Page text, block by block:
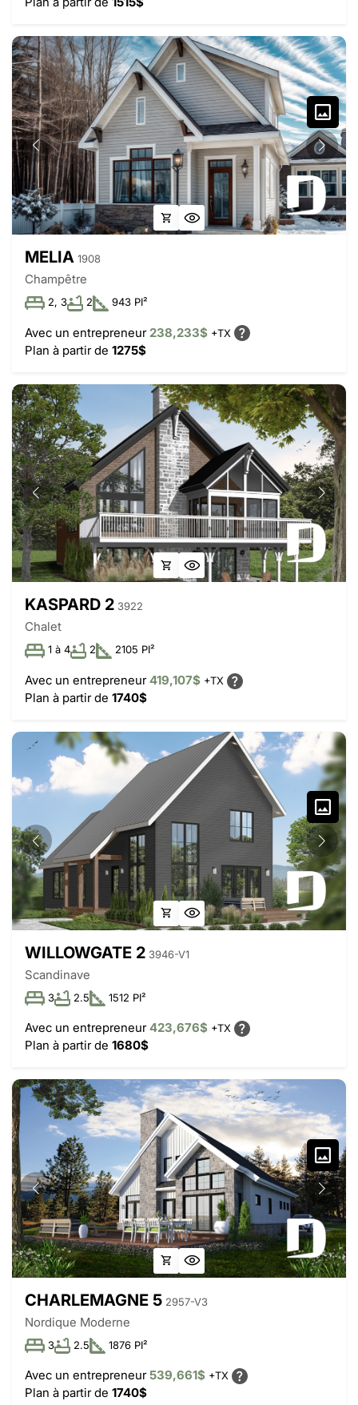
MELIA 1908
Champêtre
2, 3 2 943 PI²
Avec un entrepreneur 238,233$ +TX
Plan à partir de 1275$
KASPARD 2 3922
Chalet
1 à 4 2 2105 PI²
Avec un entrepreneur419,107$ +TX
Plan à partir de 1740$
WILLOWGATE 2 3946-V1
Scandinave
3 2.5 1512 PI²
Avec un entrepreneur423,676$ +TX
Plan à partir de 1680$
CHARLEMAGNE 5 2957-V3
Nordique Moderne
3 2.5 1876 PI²
Avec un entrepreneur539,661$ +TX
Plan à partir de 1740$